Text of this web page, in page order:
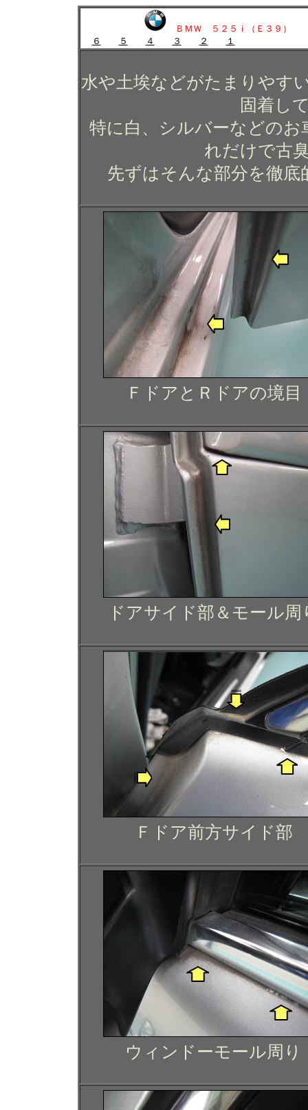
ＢＭＷ ５２５ｉ（Ｅ３９）
６
５ ４ ３ ２ １
水や土埃などがたまりやす
固着し
特に白、シルバーなどの
れだけで古
先ずはそんな部分を徹
ＦドアとＲドアの境目
ドアサイド部＆モール周
Ｆドア前方サイド部
ウィンドーモール周り